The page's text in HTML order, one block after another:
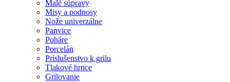
Malé súpravy
Misy a podnosy
Nože univerzálne
Panvice
Poháre
Porcelán
Príslušenstvo k grilu
Tlakové hrnce
Grilovanie